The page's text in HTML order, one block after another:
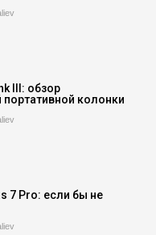
III: обзор
колонки
7 Pro: если бы не